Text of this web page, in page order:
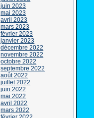
juin 2023
mai 2023
avril 2023
mars 2023
février 2023
janvier 2023
décembre 2022
novembre 2022
octobre 2022
septembre 2022
août 2022
juillet 2022
juin 2022
mai 2022
avril 2022
mars 2022